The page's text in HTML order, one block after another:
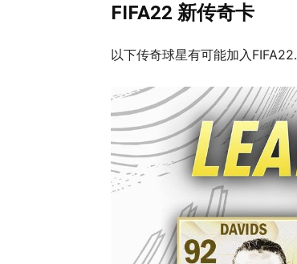
FIFA22 新传奇卡
以下传奇球星有可能加入FIFA22.